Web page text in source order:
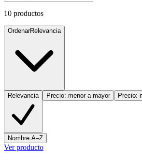
10 productos
OrdenarRelevancia
Relevancia Precio: menor a mayor Precio:
Nombre A–Z
Ver producto